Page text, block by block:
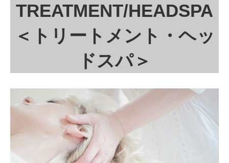
TREATMENT/HEADSPA
＜トリートメント・ヘッ
ドスパ＞